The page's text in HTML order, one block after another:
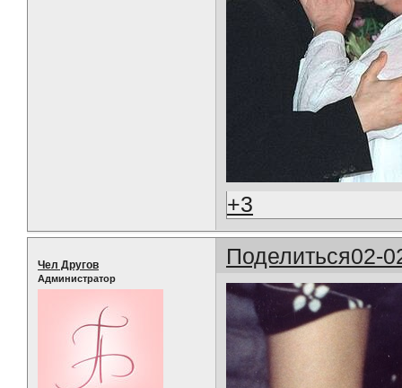
+3
Поделиться02-
Чел Другов
Администратор